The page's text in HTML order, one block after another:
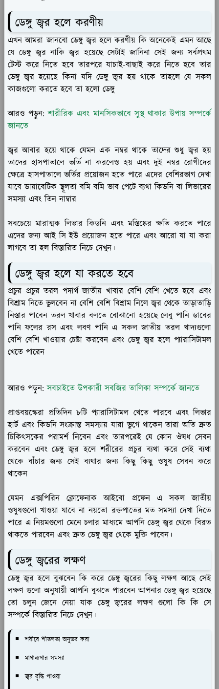
ডেঙ্গু জ্বর হলে করণীয়
এখন আমরা জানবো ডেঙ্গু জ্বর হলে করণীয় কি অনেকেই এমন আছে
যে ডেঙ্গু জ্বর নাকি জ্বর হয়েছে সেটাই জানিনা সেই জন্য সর্বপ্রথম
টেস্ট করে নিতে হবে তারপরে যাচাই-বাছাই করে নিতে হবে তার
ডেঙ্গু জ্বর হয়েছে কিনা যদি ডেঙ্গু জ্বর হয় থাকে তাহলে যে সকল
কাজগুলো করতে হবে তা হলো ডেঙ্গু
আরও পড়ুন:শারীরিক এবং মানসিকভাবে সুস্থ থাকার উপায় সম্পর্কে
জানতে
জ্বর আবার হয়ে থাকে যেমন এক নম্বর থাকে তাদের শুধু জ্বর হয়
তাদের হাসপাতালে ভর্তি না করলেও হয় এবং দুই নম্বর রোগীদের
ক্ষেত্রে হাসপাতালে ভর্তির প্রয়োজন হতে পারে এদের বেশিরভাগ দেখা
যাবে ডায়াবেটিক স্থূলতা বমি বমি ভাব পেটে ব্যথা কিডনি বা লিভারের
সমস্যা এবং তিন নাম্বার
সবচেয়ে মারাত্মক লিভার কিডনি এবং মস্তিষ্কের ক্ষতি করতে পারে
এদের জন্য আই সি ইউ প্রয়োজন হতে পারে এবং আরো যা যা করা
লাগবে তা হল বিস্তারিত নিচে দেখুন।
ডেঙ্গু জ্বর হলে যা করতে হবে
প্রচুর প্রচুর তরল পদার্থ জাতীয় খাবার বেশি বেশি খেতে হবে এবং
বিশ্রাম নিতে ভুলবেন না বেশি বেশি বিশ্রাম নিলে জ্বর থেকে তাড়াতাড়ি
নিস্তার পাবেন তরল খাবার বলতে বোঝানো হয়েছে লেবু পানি ডাবের
পানি ফলের রস এবং লবণ পানি এ সকল জাতীয় তরল খাদ্যগুলো
বেশি বেশি খাওয়ার চেষ্টা করবেন এবং ডেঙ্গু জ্বর হলে প্যারাসিটামল
খেতে পারেন
আরও পড়ুন:সবচাইতে উপকারী সবজির তালিকা সম্পর্কে জানতে
প্রাপ্তবয়স্কেরা প্রতিদিন ৮টি প্যারাসিটামল খেতে পারবে এবং লিভার
হার্ট এবং কিডনি সংক্রান্ত সমস্যায় যারা ভুগে থাকেন তারা অতি দ্রুত
চিকিৎসকের পরামর্শ নিবেন এবং তারপরেই যে কোন ঔষধ সেবন
করবেন এবং ডেঙ্গু জ্বর হলে শরীরের প্রচুর ব্যথা করে সেই ব্যথা
থেকে বাঁচার জন্য সেই ব্যথার জন্য কিছু কিছু ওষুধ সেবন করে
থাকেন
যেমন এক্সপিরিন ক্লোফেনাক আইবো প্রফেন এ সকল জাতীয়
ওষুধগুলো খাওয়া যাবে না নয়তো রক্তপাতের মত সমস্যা দেখা দিতে
পারে এ নিয়মগুলো মেনে চলার মাধ্যমে আপনি ডেঙ্গু জ্বর থেকে বিরত
থাকতে পারবেন এবং দ্রুত ডেঙ্গু জ্বর থেকে মুক্তি পাবেন।
ডেঙ্গু জ্বরের লক্ষণ
ডেঙ্গু জ্বর হলে বুঝবেন কি করে ডেঙ্গু জ্বরের কিছু লক্ষণ আছে সেই
লক্ষণ গুলো অনুযায়ী আপনি বুঝতে পারবেন আপনার ডেঙ্গু জ্বর হয়েছে
তো চলুন জেনে নেয়া যাক ডেঙ্গু জ্বরের লক্ষণ গুলো কি কি সে
সম্পর্কে বিস্তারিত নিচে দেখুন।
শরীরে শীতলতা অনুভব করা
মাথাব্যথার সমস্যা
জ্বর বৃদ্ধি পাওয়া